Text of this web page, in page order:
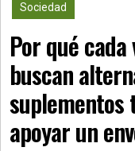
»
Policiales
»
Política
Provincia
Sociedad
Por qué
buscan
suplementos
apoyar un